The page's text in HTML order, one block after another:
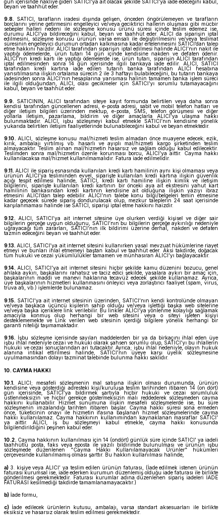
gün içerisinde nakliye gideri SATICI’ya ait olacak şekilde SATICI’ya iade edeceğini kabul,
beyan ve taahhüt eder.
9.8. SATICI, tarafların iradesi dışında gelişen, önceden öngörülemeyen ve tarafların
borçlarını yerine getirmesini engelleyici ve/veya geciktirici hallerin oluşması gibi mücbir
sebepler halleri nedeni ile sözleşme konusu ürünü süresi içinde teslim edemez ise,
durumu ALICI'ya bildireceğini kabul, beyan ve taahhüt eder. ALICI da siparişin iptal
edilmesini, sözleşme konusu ürünün varsa emsali ile değiştirilmesini ve/veya teslimat
süresinin engelleyici durumun ortadan kalkmasına kadar ertelenmesini SATICI’dan talep
etme hakkını haizdir. ALICI tarafından siparişin iptal edilmesi halinde ALICI’nın nakit ile
yaptığı ödemelerde, ürün tutarı 14 gün içinde kendisine nakden ve defaten ödenir.
ALICI’nın kredi kartı ile yaptığı ödemelerde ise, ürün tutarı, siparişin ALICI tarafından
iptal edilmesinden sonra 14 gün içerisinde ilgili bankaya iade edilir. ALICI, SATICI
tarafından kredi kartına iade edilen tutarın banka tarafından ALICI hesabına
yansıtılmasına ilişkin ortalama sürecin 2 ile 3 haftayı bulabileceğini, bu tutarın bankaya
iadesinden sonra ALICI’nın hesaplarına yansıması halinin tamamen banka işlem süreci
ile ilgili olduğundan, ALICI, olası gecikmeler için SATICI’yı sorumlu tutamayacağını
kabul, beyan ve taahhüt eder.
9.9. SATICININ, ALICI tarafından siteye kayıt formunda belirtilen veya daha sonra
kendisi tarafından güncellenen adresi, e-posta adresi, sabit ve mobil telefon hatları ve
diğer iletişim bilgileri üzerinden mektup, e-posta, SMS, telefon görüşmesi ve diğer
yollarla iletişim, pazarlama, bildirim ve diğer amaçlarla ALICI’ya ulaşma hakkı
bulunmaktadır. ALICI, işbu sözleşmeyi kabul etmekle SATICI’nın kendisine yönelik
yukarıda belirtilen iletişim faaliyetlerinde bulunabileceğini kabul ve beyan etmektedir.
9.10. ALICI, sözleşme konusu mal/hizmeti teslim almadan önce muayene edecek; ezik,
kırık, ambalajı yırtılmış vb. hasarlı ve ayıplı mal/hizmeti kargo şirketinden teslim
almayacaktır. Teslim alınan mal/hizmetin hasarsız ve sağlam olduğu kabul edilecektir.
Teslimden sonra mal/hizmetin özenle korunması borcu, ALICI’ya aittir. Cayma hakkı
kullanılacaksa mal/hizmet kullanılmamalıdır. Fatura iade edilmelidir.
9.11. ALICI ile sipariş esnasında kullanılan kredi kartı hamilinin aynı kişi olmaması veya
ürünün ALICI’ya tesliminden evvel, siparişte kullanılan kredi kartına ilişkin güvenlik
açığı tespit edilmesi halinde, SATICI, kredi kartı hamiline ilişkin kimlik ve iletişim
bilgilerini, siparişte kullanılan kredi kartının bir önceki aya ait ekstresini yahut kart
hamilinin bankasından kredi kartının kendisine ait olduğuna ilişkin yazıyı ibraz
etmesini ALICI’dan talep edebilir. ALICI’nın talebe konu bilgi/belgeleri temin etmesine
kadar geçecek sürede sipariş dondurulacak olup, mezkur taleplerin 24 saat içerisinde
karşılanmaması halinde ise SATICI, siparişi iptal etme hakkını haizdir.
9.12. ALICI, SATICI’ya ait internet sitesine üye olurken verdiği kişisel ve diğer sair
bilgilerin gerçeğe uygun olduğunu, SATICI’nın bu bilgilerin gerçeğe aykırılığı nedeniyle
uğrayacağı tüm zararları, SATICI’nın ilk bildirimi üzerine derhal, nakden ve defaten
tazmin edeceğini beyan ve taahhüt eder.
9.13. ALICI, SATICI’ya ait internet sitesini kullanırken yasal mevzuat hükümlerine riayet
etmeyi ve bunları ihlal etmemeyi baştan kabul ve taahhüt eder. Aksi takdirde, doğacak
tüm hukuki ve cezai yükümlülükler tamamen ve münhasıran ALICI’yı bağlayacaktır.
9.14. ALICI, SATICI’ya ait internet sitesini hiçbir şekilde kamu düzenini bozucu, genel
ahlaka aykırı, başkalarını rahatsız ve taciz edici şekilde, yasalara aykırı bir amaç için,
başkalarının maddi ve manevi haklarına tecavüz edecek şekilde kullanamaz. Ayrıca,
üye başkalarının hizmetleri kullanmasını önleyici veya zorlaştırıcı faaliyet (spam, virus,
truva atı, vb.) işlemlerde bulunamaz.
9.15. SATICI’ya ait internet sitesinin üzerinden, SATICI’nın kendi kontrolünde olmayan
ve/veya başkaca üçüncü kişilerin sahip olduğu ve/veya işlettiği başka web sitelerine
ve/veya başka içeriklere link verilebilir. Bu linkler ALICI’ya yönlenme kolaylığı sağlamak
amacıyla konmuş olup herhangi bir web sitesini veya o siteyi işleten kişiyi
desteklememekte ve Link verilen web sitesinin içerdiği bilgilere yönelik herhangi bir
garanti niteliği taşımamaktadır.
9.16. İşbu sözleşme içerisinde sayılan maddelerden bir ya da birkaçını ihlal eden üye
işbu ihlal nedeniyle cezai ve hukuki olarak şahsen sorumlu olup, SATICI’yı bu ihlallerin
hukuki ve cezai sonuçlarından ari tutacaktır. Ayrıca; işbu ihlal nedeniyle, olayın hukuk
alanına intikal ettirilmesi halinde, SATICI’nın üyeye karşı üyelik sözleşmesine
uyulmamasından dolayı tazminat talebinde bulunma hakkı saklıdır.
10. CAYMA HAKKI
10.1. ALICI; mesafeli sözleşmenin mal satışına ilişkin olması durumunda, ürünün
kendisine veya gösterdiği adresteki kişi/kuruluşa teslim tarihinden itibaren 14 (on dört)
gün içerisinde, SATICI’ya bildirmek şartıyla hiçbir hukuki ve cezai sorumluluk
üstlenmeksizin ve hiçbir gerekçe göstermeksizin malı reddederek sözleşmeden cayma
hakkını kullanabilir. Hizmet sunumuna ilişkin mesafeli sözleşmelerde ise, bu süre
sözleşmenin imzalandığı tarihten itibaren başlar. Cayma hakkı süresi sona ermeden
önce, tüketicinin onayı ile hizmetin ifasına başlanan hizmet sözleşmelerinde cayma
hakkı kullanılamaz. Cayma hakkının kullanımından kaynaklanan masraflar SATICI’
ya aittir. ALICI, iş bu sözleşmeyi kabul etmekle, cayma hakkı konusunda
bilgilendirildiğini peşinen kabul eder.
10.2. Cayma hakkının kullanılması için 14 (ondört) günlük süre içinde SATICI' ya iadeli
taahhütlü posta, faks veya eposta ile yazılı bildirimde bulunulması ve ürünün işbu
sözleşmede düzenlenen "Cayma Hakkı Kullanılamayacak Ürünler" hükümleri
çerçevesinde kullanılmamış olması şarttır. Bu hakkın kullanılması halinde,
a) 3. kişiye veya ALICI’ ya teslim edilen ürünün faturası, (İade edilmek istenen ürünün
faturası kurumsal ise, iade ederken kurumun düzenlemiş olduğu iade faturası ile birlikte
gönderilmesi gerekmektedir. Faturası kurumlar adına düzenlenen sipariş iadeleri İADE
FATURASI kesilmediği takdirde tamamlanamayacaktır.)
b) İade formu,
c) İade edilecek ürünlerin kutusu, ambalajı, varsa standart aksesuarları ile birlikte
eksiksiz ve hasarsız olarak teslim edilmesi gerekmektedir.